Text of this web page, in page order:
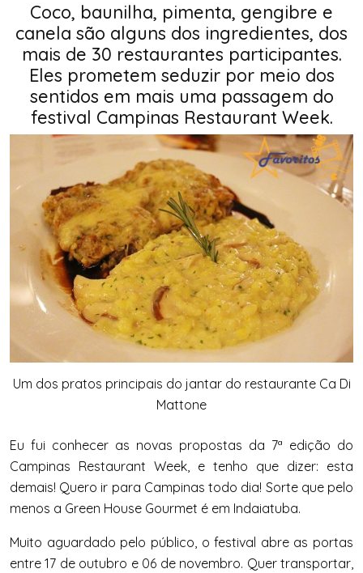
Coco, baunilha, pimenta, gengibre e
canela são alguns dos ingredientes, dos
mais de 30 restaurantes participantes.
Eles prometem seduzir por meio dos
sentidos em mais uma passagem do
festival Campinas Restaurant Week.
Um dos pratos principais do jantar do restaurante Ca Di
Mattone
Eu fui conhecer as novas propostas da 7ª edição do
Campinas Restaurant Week, e tenho que dizer: esta
demais! Quero ir para Campinas todo dia! Sorte que pelo
menos a Green House Gourmet é em Indaiatuba.
Muito aguardado pelo público, o festival abre as portas
entre 17 de outubro e 06 de novembro. Quer transportar,